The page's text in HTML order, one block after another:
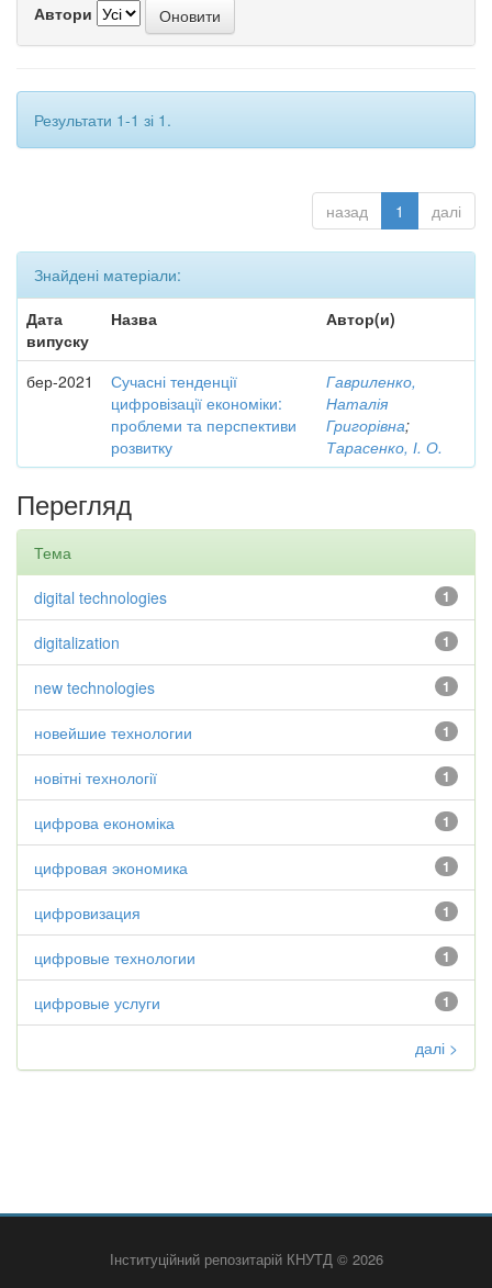
Автори
Результати 1-1 зі 1.
назад 1 далі
Знайдені матеріали:
Дата
випуску
Назва Автор(и)
бер-2021
Сучасні тенденції
цифровізації економіки:
проблеми та перспективи
розвитку
Гавриленко,
Наталія
Григорівна;
Тарасенко, І. О.
Перегляд
Тема
1
digital technologies
1
digitalization
1
new technologies
1
новейшие технологии
1
новітні технології
1
цифрова економіка
1
цифровая экономика
1
цифровизация
1
цифровые технологии
1
цифровые услуги
далі >
Інституційний репозитарій КНУТД © 2026